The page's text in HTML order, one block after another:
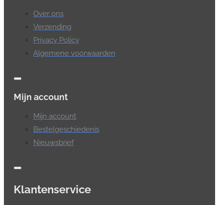
Over ons
Verzending
Privacy Policy
Algemene voorwaarden
Mijn account
Mijn account
Bestelgeschiedenis
Nieuwsbrief
Klantenservice